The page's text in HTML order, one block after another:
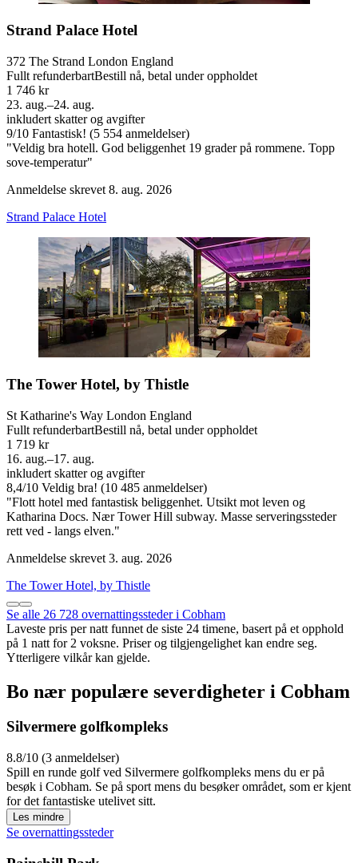
Strand Palace Hotel
372 The Strand London England
Fullt refunderbartBestill nå, betal under oppholdet
1 746 kr
23. aug.–24. aug.
inkludert skatter og avgifter
9/10 Fantastisk! (5 554 anmeldelser)
"Veldig bra hotell. God beliggenhet 19 grader på rommene. Topp
sove-temperatur"
Anmeldelse skrevet 8. aug. 2026
Strand Palace Hotel
The Tower Hotel, by Thistle
St Katharine's Way London England
Fullt refunderbartBestill nå, betal under oppholdet
1 719 kr
16. aug.–17. aug.
inkludert skatter og avgifter
8,4/10 Veldig bra! (10 485 anmeldelser)
"Flott hotel med fantastisk beliggenhet. Utsikt mot leven og
Katharina Docs. Nær Tower Hill subway. Masse serveringssteder
rett ved - langs elven."
Anmeldelse skrevet 3. aug. 2026
The Tower Hotel, by Thistle
Se alle 26 728 overnattingssteder i Cobham
Laveste pris per natt funnet de siste 24 timene, basert på et opphold
på 1 natt for 2 voksne. Priser og tilgjengelighet kan endre seg.
Ytterligere vilkår kan gjelde.
Bo nær populære severdigheter i Cobham
Silvermere golfkompleks
8.8/10 (3 anmeldelser)
Spill en runde golf ved Silvermere golfkompleks mens du er på
besøk i Cobham. Se på sport mens du besøker området, som er kjent
for det fantastiske utelivet sitt.
Les mindre
Se overnattingssteder